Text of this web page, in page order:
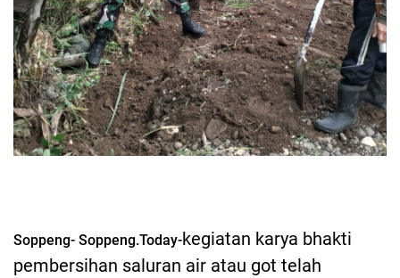
Soppeng- Soppeng.Today-kegiatan karya bhakti
pembersihan saluran air atau got telah